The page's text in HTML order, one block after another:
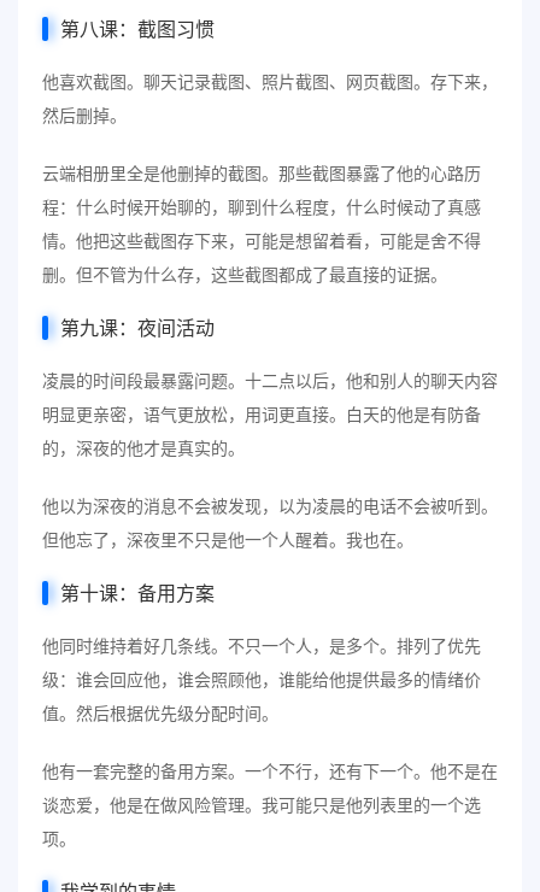
第八课：截图习惯
他喜欢截图。聊天记录截图、照片截图、网页截图。存下来，
然后删掉。
云端相册里全是他删掉的截图。那些截图暴露了他的心路历
程：什么时候开始聊的，聊到什么程度，什么时候动了真感
情。他把这些截图存下来，可能是想留着看，可能是舍不得
删。但不管为什么存，这些截图都成了最直接的证据。
第九课：夜间活动
凌晨的时间段最暴露问题。十二点以后，他和别人的聊天内容
明显更亲密，语气更放松，用词更直接。白天的他是有防备
的，深夜的他才是真实的。
他以为深夜的消息不会被发现，以为凌晨的电话不会被听到。
但他忘了，深夜里不只是他一个人醒着。我也在。
第十课：备用方案
他同时维持着好几条线。不只一个人，是多个。排列了优先
级：谁会回应他，谁会照顾他，谁能给他提供最多的情绪价
值。然后根据优先级分配时间。
他有一套完整的备用方案。一个不行，还有下一个。他不是在
谈恋爱，他是在做风险管理。我可能只是他列表里的一个选
项。